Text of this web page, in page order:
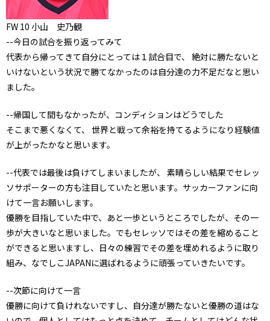
FW 10 小山 史乃観
--今日の試合を振り返ってみて
代表から帰ってきて自分にとっては１試合目で、 絶対に勝たないと
いけないという状況で勝てなかったのは自分達の力不足だなと思い
ました。
--帰国して間もなかったが、コンディションはどうでした
そこまで悪くなくて、 世界と戦って余裕を持てるようになり経験値
が上がったかなと思います。
--代表では最後は負けてしまいましたが、 素晴らしい結果でセレッ
ソサポーターの方も注目していたと思います。サッカーファンに向
けて一言お願いします。
優勝を目指していた中で、あと一歩というところでしたが、その一
歩が大きいなと思いました。でもセレッソではその差を縮めること
ができると思いますし、日々の練習でその差を埋めれるように取り
組み、なでしこJAPANに選ばれるように頑張っていきたいです。
--次節に向けて一言
優勝に向けて負けれないですし、自分達が勝たないと優勝の道はな